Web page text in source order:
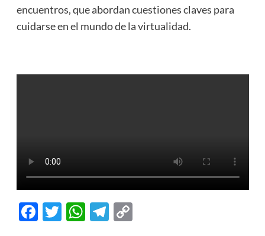
encuentros, que abordan cuestiones claves para
cuidarse en el mundo de la virtualidad.
Facebook
Twitter
WhatsApp
Telegram
Copy